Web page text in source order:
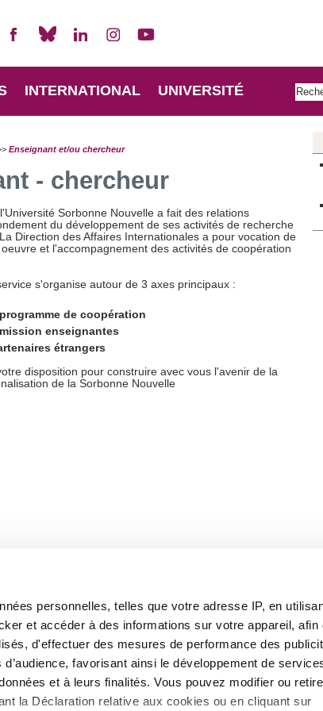
personnelles, telles que votre adresse IP, en
et accéder à des informations sur votre appareil, afin
d'effectuer des mesures de performance des
favorisant ainsi le développement de
et à leurs finalités. Vous pouvez modifier ou
la Déclaration relative aux cookies ou en cliquant sur
INTERNATIONAL UNIVERSITÉ
Enseignant et/ou chercheur
- chercheur
Sorbonne Nouvelle a fait des relations
du développement de ses activités de recherche
Direction des Affaires Internationales a pour vocation de
et l'accompagnement des activités de coopération
s'organise autour de 3 axes principaux :
de coopération
enseignantes
étrangers
disposition pour construire avec vous l'avenir de la
de la Sorbonne Nouvelle
cookies | Haut de la page | Contact | Plan du site |